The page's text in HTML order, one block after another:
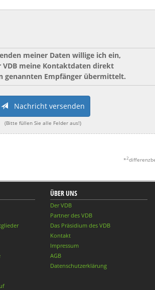
meiner Daten willige ich ein,
VDB meine Kontaktdaten direkt
genannten Empfänger übermittelt.
Nachricht versenden
(Bitte füllen Sie alle Felder aus!)
*2
ÜBER UNS
Der VDB
Partner des VDB
Das Präsidium des VDB
Kontakt
Impressum
AGB
Datenschutzerklärung